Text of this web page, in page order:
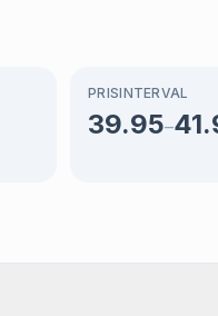
PRISINTERVAL
39.95–